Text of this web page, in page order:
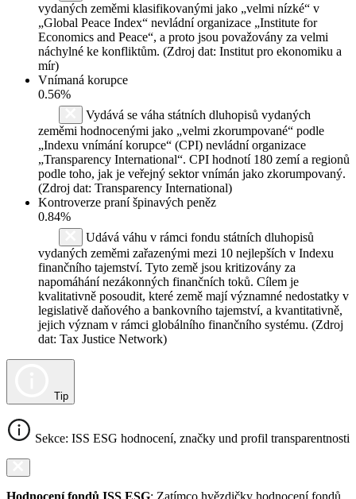
vydaných zeměmi klasifikovanými jako „velmi nízké“ v
„Global Peace Index“ nevládní organizace „Institute for
Economics and Peace“, a proto jsou považovány za velmi
náchylné ke konfliktům. (Zdroj dat: Institut pro ekonomiku a
mír)
Vnímaná korupce
0.56%
Vydává se váha státních dluhopisů vydaných
zeměmi hodnocenými jako „velmi zkorumpované“ podle
„Indexu vnímání korupce“ (CPI) nevládní organizace
„Transparency International“. CPI hodnotí 180 zemí a regionů
podle toho, jak je veřejný sektor vnímán jako zkorumpovaný.
(Zdroj dat: Transparency International)
Kontroverze praní špinavých peněz
0.84%
Udává váhu v rámci fondu státních dluhopisů
vydaných zeměmi zařazenými mezi 10 nejlepších v Indexu
finančního tajemství. Tyto země jsou kritizovány za
napomáhání nezákonných finančních toků. Cílem je
kvalitativně posoudit, které země mají významné nedostatky v
legislativě daňového a bankovního tajemství, a kvantitativně,
jejich význam v rámci globálního finančního systému. (Zdroj
dat: Tax Justice Network)
Tip
Sekce: ISS ESG hodnocení, značky und profil transparentnosti
Hodnocení fondů ISS ESG: Zatímco hvězdičky hodnocení fondů